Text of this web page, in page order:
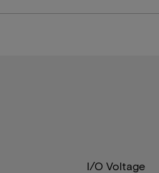
I/O Voltage